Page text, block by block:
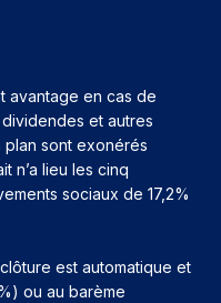
avantage en cas de
et autres
sont exonérés
n’a lieu les cinq
sociaux de 17,2%
est automatique et
ou au barème